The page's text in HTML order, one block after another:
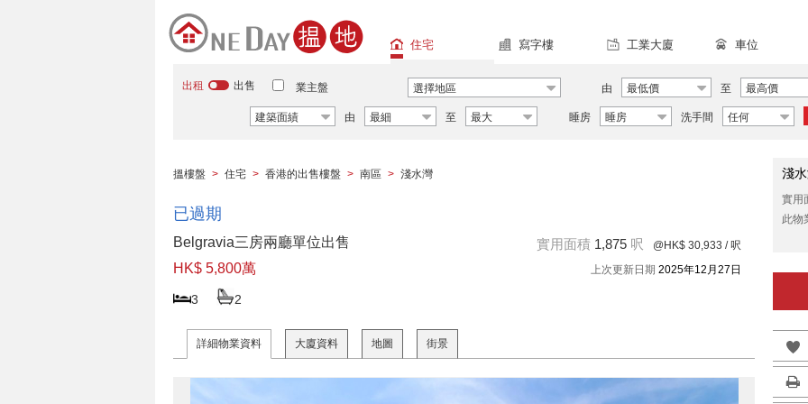
住宅 寫字樓 工業大廈 車位
出租 出售 業主盤 選擇地區 由 最低價 至 最高價
建築面績 由 最細 至 最大 睡房 睡房 洗手間 任何
搵樓盤 > 住宅 > 香港的出售樓盤 > 南區 > 淺水灣
已過期
Belgravia三房兩廳單位出售
HK$ 5,800萬
3 2
實用面積 1,875 呎 @HK$ 30,933 / 呎
上次更新日期 2025年12月27日
詳細物業資料 大廈資料 地圖 街景
淺
實用
此物